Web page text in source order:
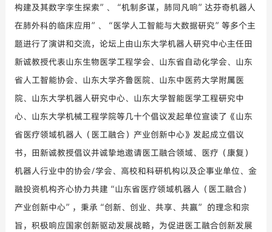
构建及其数字孪生探索”、“机制多谋，肺同凡响”达芬奇机器人
在肺外科的临床应用”、“医学人工智能与大数据研究” 等多个主
题进行了演讲和交流，论坛上由山东大学机器人研究中心主任田
新诚教授代表山东生物医学工程学会、 山东省自动化学会、 山东
省人工智能协会、山东大学齐鲁医院、山东中医药大学附属医
院、山东大学机器人研究中心、 山东大学智能医学工程研究中
心、山东大学机械工程学院等几十个倡议发起单位宣读了《山东
省医疗领域机器人（医工融合）产业创新中心》 发起成立倡议
书， 田新诚教授倡议并诚挚地邀请医工融合领域、医疗（康复）
机器人行业中的协会/学会、高校和科研机构以及企事业单位、金
融投资机构齐心协力共建 “山东省医疗领域机器人（医工融合）
产业创新中心” ，秉承 “创新、创业、共享、共赢” 的理念和宗
旨， 积极响应国家创新驱动发展战略，为促进医工融合创新发展